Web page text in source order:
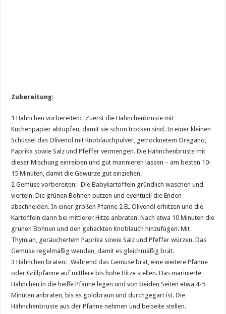
Zubereitung:
1 Hähnchen vorbereiten: Zuerst die Hähnchenbrüste mit
Küchenpapier abtupfen, damit sie schön trocken sind. In einer kleinen
Schüssel das Olivenöl mit Knoblauchpulver, getrocknetem Oregano,
Paprika sowie Salz und Pfeffer vermengen. Die Hähnchenbrüste mit
dieser Mischung einreiben und gut marinieren lassen – am besten 10-
15 Minuten, damit die Gewürze gut einziehen.
2 Gemüse vorbereiten: Die Babykartoffeln gründlich waschen und
vierteln. Die grünen Bohnen putzen und eventuell die Enden
abschneiden. In einer großen Pfanne 2 EL Olivenöl erhitzen und die
Kartoffeln darin bei mittlerer Hitze anbraten. Nach etwa 10 Minuten die
grünen Bohnen und den gehackten Knoblauch hinzufügen. Mit
Thymian, geräuchertem Paprika sowie Salz und Pfeffer würzen. Das
Gemüse regelmäßig wenden, damit es gleichmäßig brät.
3 Hähnchen braten: Während das Gemüse brät, eine weitere Pfanne
oder Grillpfanne auf mittlere bis hohe Hitze stellen. Das marinierte
Hähnchen in die heiße Pfanne legen und von beiden Seiten etwa 4-5
Minuten anbraten, bis es goldbraun und durchgegart ist. Die
Hähnchenbrüste aus der Pfanne nehmen und beiseite stellen.